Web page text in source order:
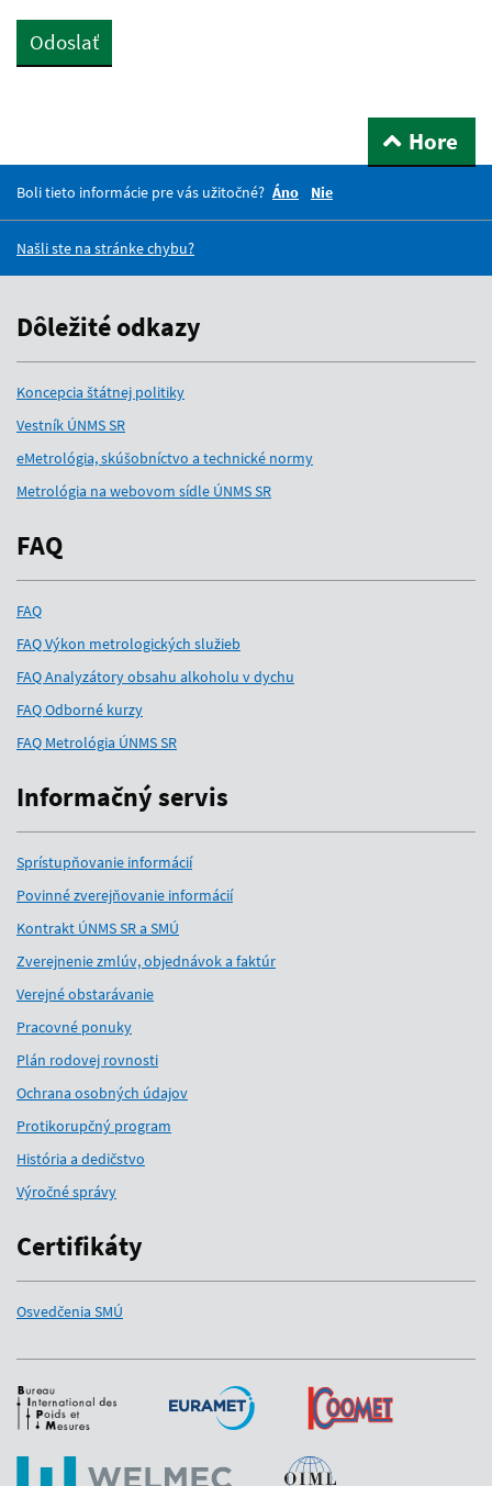
Odoslať
Hore
Boli tieto informácie pre vás užitočné? Áno Nie
Našli ste na stránke chybu?
Dôležité odkazy
Koncepcia štátnej politiky
Vestník ÚNMS SR
eMetrológia, skúšobníctvo a technické normy
Metrológia na webovom sídle ÚNMS SR
FAQ
FAQ
FAQ Výkon metrologických služieb
FAQ Analyzátory obsahu alkoholu v dychu
FAQ Odborné kurzy
FAQ Metrológia ÚNMS SR
Informačný servis
Sprístupňovanie informácií
Povinné zverejňovanie informácií
Kontrakt ÚNMS SR a SMÚ
Zverejnenie zmlúv, objednávok a faktúr
Verejné obstarávanie
Pracovné ponuky
Plán rodovej rovnosti
Ochrana osobných údajov
Protikorupčný program
História a dedičstvo
Výročné správy
Certifikáty
Osvedčenia SMÚ
Medzinárodní partneri